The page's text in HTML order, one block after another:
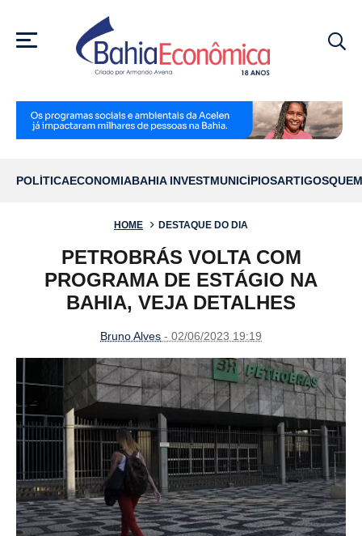
MENU
POLÍTICAECONOMIABAHIA INVESTMUNICÍPIOSARTIGOS
HOME DESTAQUE DO DIA
PETROBRÁS VOLTA COM
PROGRAMA DE ESTÁGIO NA
BAHIA, VEJA DETALHES
Bruno Alves - 02/06/2023 19:19